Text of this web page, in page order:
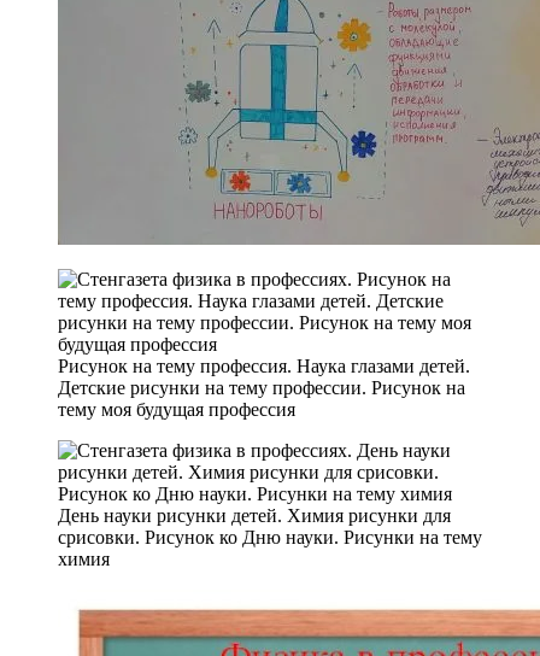
Рисунок на тему профессия. Наука глазами детей.
Детские рисунки на тему профессии. Рисунок на
тему моя будущая профессия
День науки рисунки детей. Химия рисунки для
срисовки. Рисунок ко Дню науки. Рисунки на тему
химия